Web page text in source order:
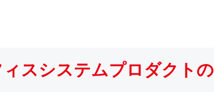
スシステムプロダクト